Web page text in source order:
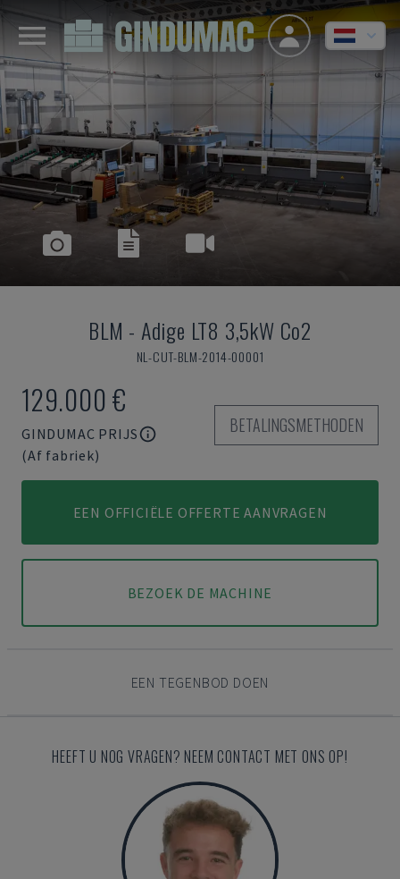
BLM - Adige LT8 3,5kW Co2
NL-CUT-BLM-2014-00001
129.000 €
GINDUMAC PRIJS
(Af fabriek)
BETALINGSMETHODEN
EEN OFFICIËLE OFFERTE AANVRAGEN
BEZOEK DE MACHINE
EEN TEGENBOD DOEN
HEEFT U NOG VRAGEN? NEEM CONTACT MET ONS OP!